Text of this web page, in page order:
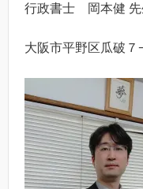
行政書士 岡本健 先
大阪市平野区瓜破７